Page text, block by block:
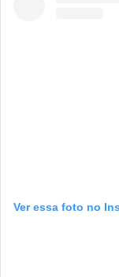
Ver essa foto no